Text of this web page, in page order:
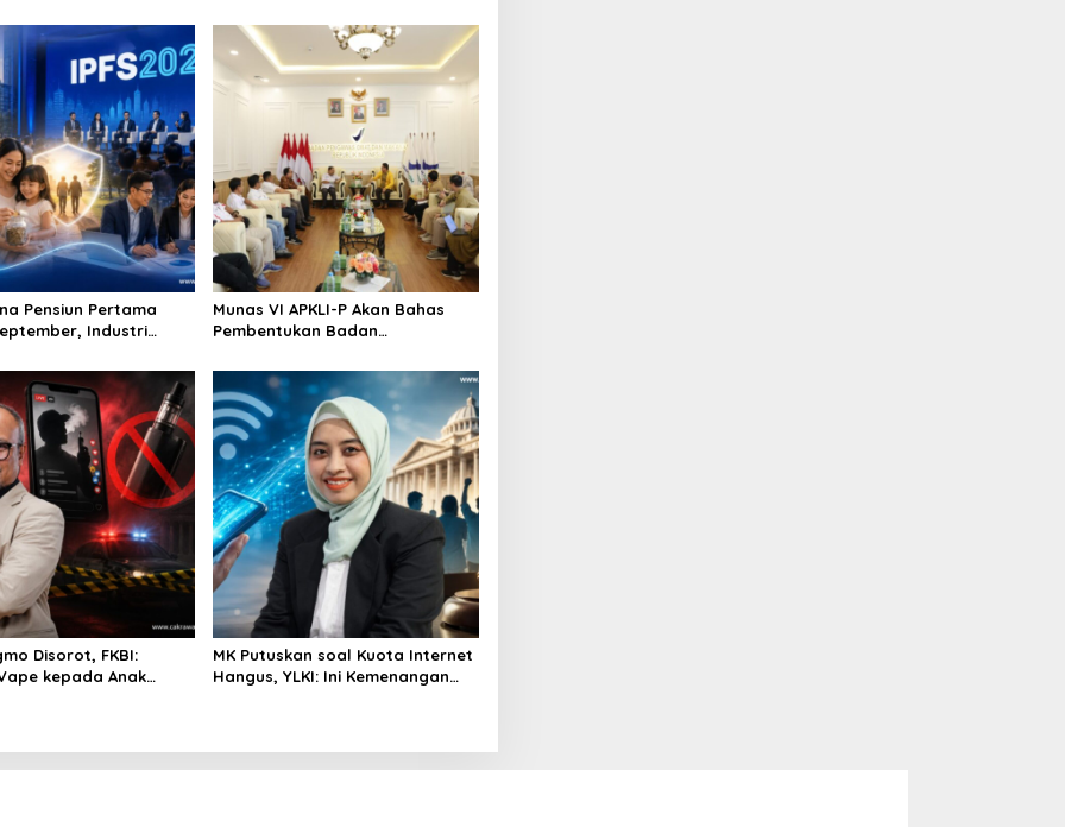
Pensiun Pertama
Industri
Munas VI APKLI-P Akan Bahas
Pembentukan Badan
Penting Hadapi Bonus Demografi
Disorot, FKBI:
kepada Anak
MK Putuskan soal Kuota Internet
Hangus, YLKI: Ini Kemenangan